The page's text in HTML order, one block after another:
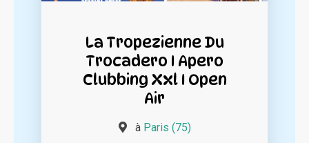
La Tropezienne Du
Trocadero I Apero
Clubbing Xxl I Open
Air
à Paris (75)